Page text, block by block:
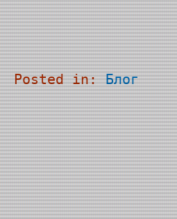
Posted in:Блог